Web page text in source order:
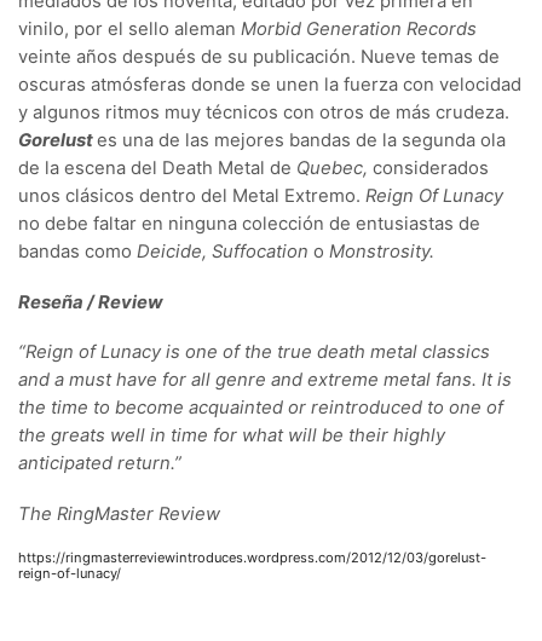
vinilo, por el sello aleman Morbid Generation Records
veinte años después de su publicación. Nueve temas de
oscuras atmósferas donde se unen la fuerza con velocidad
y algunos ritmos muy técnicos con otros de más crudeza.
Gorelustes una de las mejores bandas de la segunda ola
de la escena del Death Metal de Quebec, considerados
unos clásicos dentro del Metal Extremo. Reign Of Lunacy
no debe faltar en ninguna colección de entusiastas de
bandas como Deicide, Suffocation o Monstrosity.
Reseña / Review
“Reign of Lunacy is one of the true death metal classics
and a must have for all genre and extreme metal fans. It is
the time to become acquainted or reintroduced to one of
the greats well in time for what will be their highly
anticipated return.”
The RingMaster Review
https://ringmasterreviewintroduces.wordpress.com/2012/12/03/gorelust-
reign-of-lunacy/